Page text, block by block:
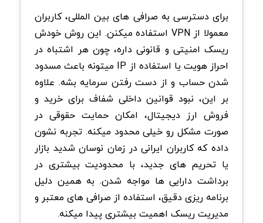
برای دسترسی به صرافی های بین المللی، کاربران
معمولا از VPN استفاده میکنن. این روش خودش
ریسک امنیتی و قانونی داره، چون هر اشتباه در
احراز هویت یا استفاده از IP میتونه باعث مسدود
شدن حساب و از دست رفتن سرمایه بشه. علاوه
بر این، نبود قوانین داخلی شفاف برای خرید و
فروش ارز دیجیتال، امکان حمایت حقوقی در
صورت مشکل رو خیلی محدود میکنه. تجربه نشون
داده که کاربران ایرانی در زمان نوسان شدید بازار
یا تحریم های جدید، با محدودیت بیشتری در
برداشت دارایی ها مواجه شدن. به همین دلیل
برنامه ریزی دقیق، استفاده از صرافی های معتبر و
مدیریت ریسک اهمیت بیشتری پیدا میکنه.